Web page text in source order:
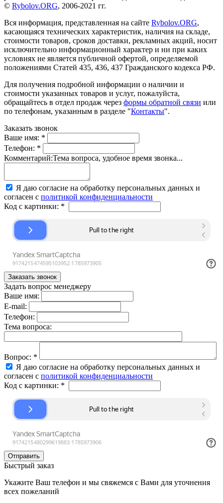
© Rybolov.ORG, 2006-2021 гг.
Вся информация, представленная на сайте Rybolov.ORG,
касающаяся технических характеристик, наличия на складе,
стоимости товаров, сроков доставки, рекламных акций, носит
исключительно информационный характер и ни при каких
условиях не является публичной офертой, определяемой
положениями Статей 435, 436, 437 Гражданского кодекса РФ.
Для получения подробной информации о наличии и
стоимости указанных товаров и услуг, пожалуйста,
обращайтесь в отдел продаж через формы обратной связи или
по телефонам, указанным в разделе "Контакты".
Заказать звонок
Ваше имя: *
Телефон: *
Комментарий:Тема вопроса, удобное время звонка...
Я даю согласие на обработку персональных данных и
согласен с политикой конфиденциальности
Код с картинки: *
Задать вопрос менеджеру
Ваше имя:
E-mail:
Телефон:
Тема вопроса:
Вопрос: *
Я даю согласие на обработку персональных данных и
согласен с политикой конфиденциальности
Код с картинки: *
Быстрый заказ
Укажите Ваш телефон и мы свяжемся с Вами для уточнения
всех пожеланий